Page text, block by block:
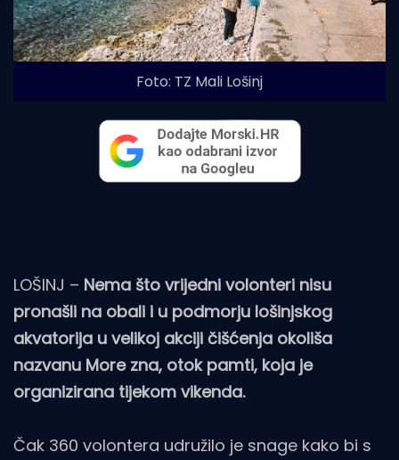
Foto: TZ Mali Lošinj
LOŠINJ – Nema što vrijedni volonteri nisu
pronašli na obali i u podmorju lošinjskog
akvatorija u velikoj akciji čišćenja okoliša
nazvanu More zna, otok pamti, koja je
organizirana tijekom vikenda.
Čak 360 volontera udružilo je snage kako bi s